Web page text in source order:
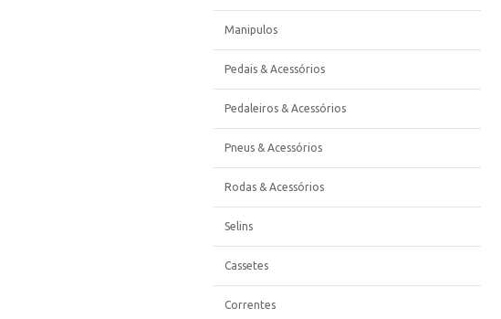
Manipulos
Pedais & Acessórios
Pedaleiros & Acessórios
Pneus & Acessórios
Rodas & Acessórios
Selins
Cassetes
Correntes